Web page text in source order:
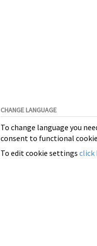
CHANGE LANGUAGE
To change language you
consent to functional
To edit cookie settings click